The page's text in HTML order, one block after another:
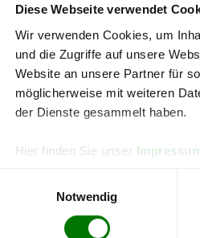
Diese Webseite verwendet
Wir verwenden Cookies, um
und die Zugriffe auf unsere
Website an unsere Partner für
möglicherweise mit weiteren
der Dienste gesammelt haben.
Hier finden Sie unser
Notwendig
APP
Sie schon
mit einem Klick vergleichen und
immer auf dem
im Chart einfach